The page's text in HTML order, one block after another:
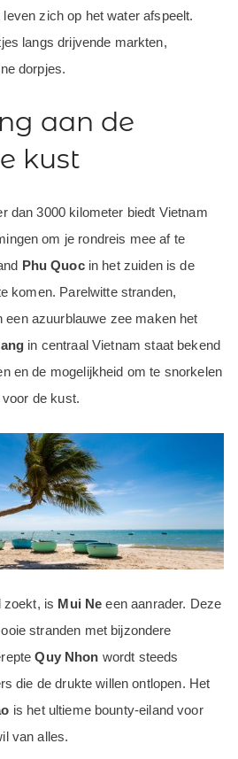
leven zich op het water afspeelt.
langs drijvende markten,
dorpjes.
aan de
kust
dan 3000 kilometer biedt Vietnam
om je rondreis mee af te
Phu Quocin het zuiden is de
komen. Parelwitte stranden,
een azuurblauwe zee maken het
in centraal Vietnam staat bekend
en de mogelijkheid om te snorkelen
de kust.
zoekt, is Mui Ne een aanrader. Deze
stranden met bijzondere
Quy Nhon wordt steeds
die de drukte willen ontlopen. Het
is het ultieme bounty-eiland voor
van alles.